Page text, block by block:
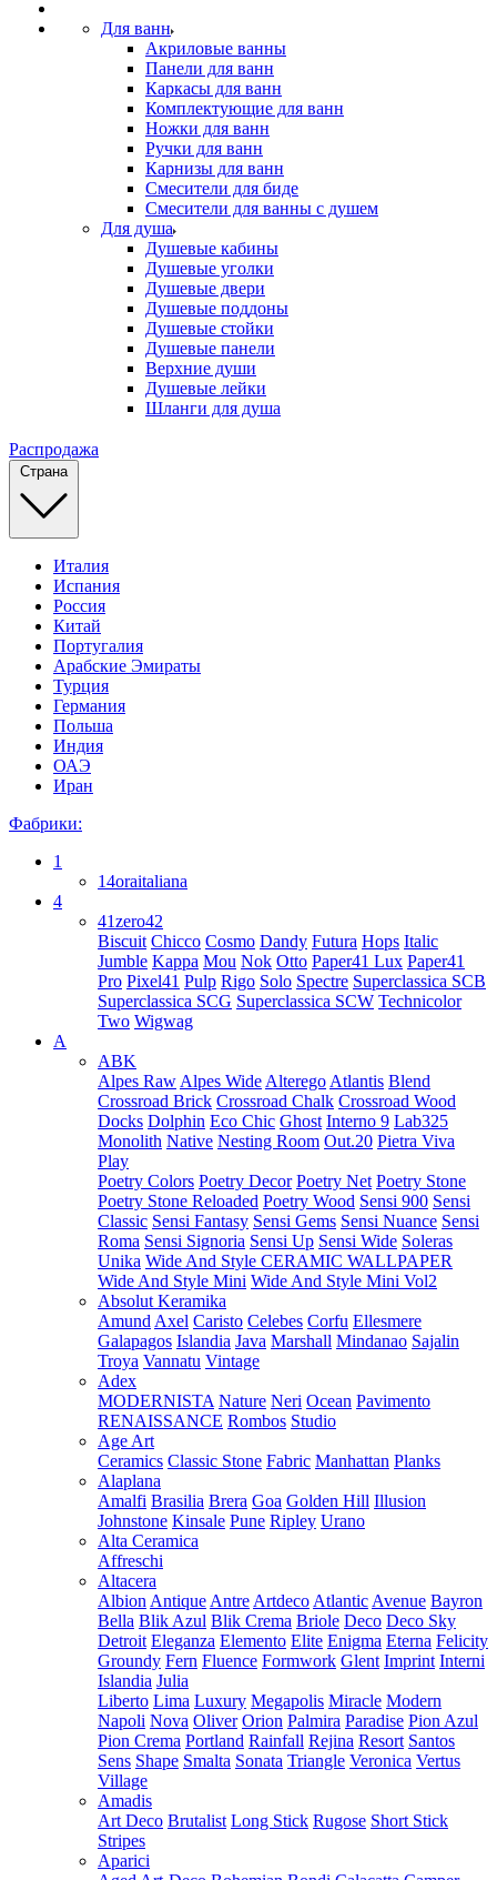
Для ванн
Акриловые ванны
Панели для ванн
Каркасы для ванн
Комплектующие для ванн
Ножки для ванн
Ручки для ванн
Карнизы для ванн
Смесители для биде
Смесители для ванны с душем
Для душа
Душевые кабины
Душевые уголки
Душевые двери
Душевые поддоны
Душевые стойки
Душевые панели
Верхние души
Душевые лейки
Шланги для душа
Распродажа
Страна
Италия
Испания
Россия
Китай
Португалия
Арабские Эмираты
Турция
Германия
Польша
Индия
ОАЭ
Иран
Фабрики:
1
14oraitaliana
4
41zero42
Biscuit Chicco Cosmo Dandy Futura Hops Italic
Jumble Kappa Mou Nok Otto Paper41 Lux Paper41
Pro Pixel41 Pulp Rigo Solo Spectre Superclassica SCB
Superclassica SCG Superclassica SCW Technicolor
Two Wigwag
A
ABK
Alpes Raw Alpes Wide Alterego Atlantis Blend
Crossroad Brick Crossroad Chalk Crossroad Wood
Docks Dolphin Eco Chic Ghost Interno 9 Lab325
Monolith Native Nesting Room Out.20 Pietra Viva
Play
Poetry Colors Poetry Decor Poetry Net Poetry Stone
Poetry Stone Reloaded Poetry Wood Sensi 900 Sensi
Classic Sensi Fantasy Sensi Gems Sensi Nuance Sensi
Roma Sensi Signoria Sensi Up Sensi Wide Soleras
Unika Wide And Style CERAMIC WALLPAPER
Wide And Style Mini Wide And Style Mini Vol2
Absolut Keramika
Amund Axel Caristo Celebes Corfu Ellesmere
Galapagos Islandia Java Marshall Mindanao Sajalin
Troya Vannatu Vintage
Adex
MODERNISTA Nature Neri Ocean Pavimento
RENAISSANCE Rombos Studio
Age Art
Ceramics Classic Stone Fabric Manhattan Planks
Alaplana
Amalfi Brasilia Brera Goa Golden Hill Illusion
Johnstone Kinsale Pune Ripley Urano
Alta Ceramica
Affreschi
Altacera
Albion Antique Antre Artdeco Atlantic Avenue Bayron
Bella Blik Azul Blik Crema Briole Deco Deco Sky
Detroit Eleganza Elemento Elite Enigma Eterna Felicity
Groundy Fern Fluence Formwork Glent Imprint Interni
Islandia Julia
Liberto Lima Luxury Megapolis Miracle Modern
Napoli Nova Oliver Orion Palmira Paradise Pion Azul
Pion Crema Portland Rainfall Rejina Resort Santos
Sens Shape Smalta Sonata Triangle Veronica Vertus
Village
Amadis
Art Deco Brutalist Long Stick Rugose Short Stick
Stripes
Aparici